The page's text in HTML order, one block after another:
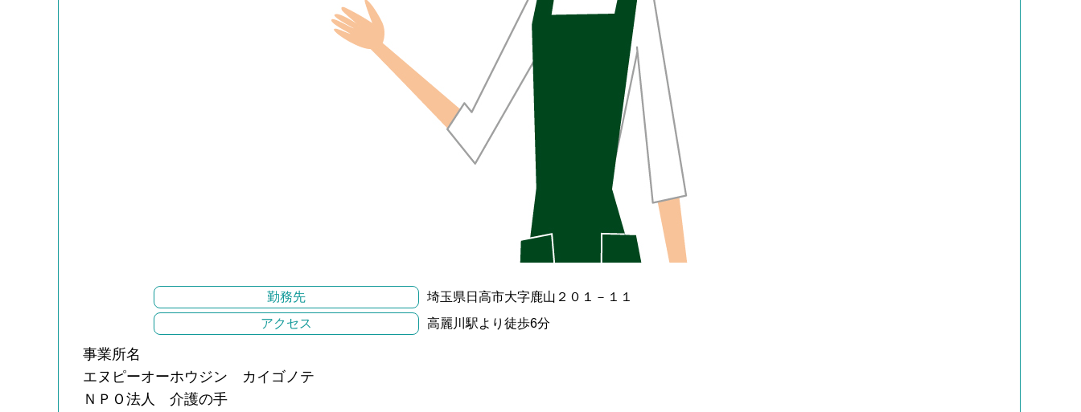
勤務先
埼玉県日高市大字鹿山２０１－１１
アクセス
高麗川駅より徒歩6分
事業所名
エヌピーオーホウジン カイゴノテ
ＮＰＯ法人 介護の手